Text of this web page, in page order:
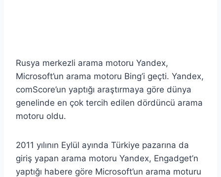
Rusya merkezli arama motoru Yandex,
Microsoft’un arama motoru Bing’i geçti. Yandex,
comScore’un yaptığı araştırmaya göre dünya
genelinde en çok tercih edilen dördüncü arama
motoru oldu.
2011 yılının Eylül ayında Türkiye pazarına da
giriş yapan arama motoru Yandex, Engadget’n
yaptığı habere göre Microsoft’un arama moturu